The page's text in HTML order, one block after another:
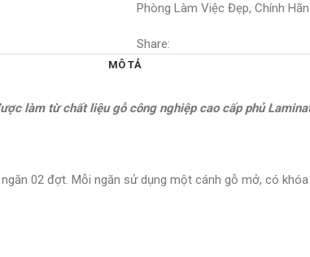
Phòng Làm Việc Đẹp, Chính
Share:
MÔ TẢ
làm từ chất liệu gỗ công nghiệp cao cấp phủ
02 đợt. Mỗi ngăn sử dụng một cánh gỗ mở, có khóa